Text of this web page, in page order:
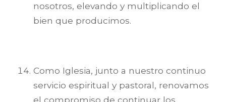
nosotros, elevando y multiplicando el
bien que producimos.
Como Iglesia, junto a nuestro continuo
servicio espiritual y pastoral, renovamos
el compromiso de continuar los